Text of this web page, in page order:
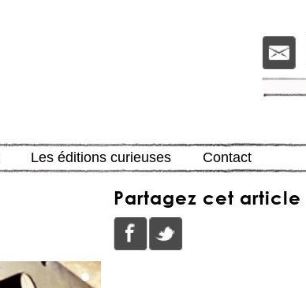
Les éditions curieuses Contact
Partagez cet article